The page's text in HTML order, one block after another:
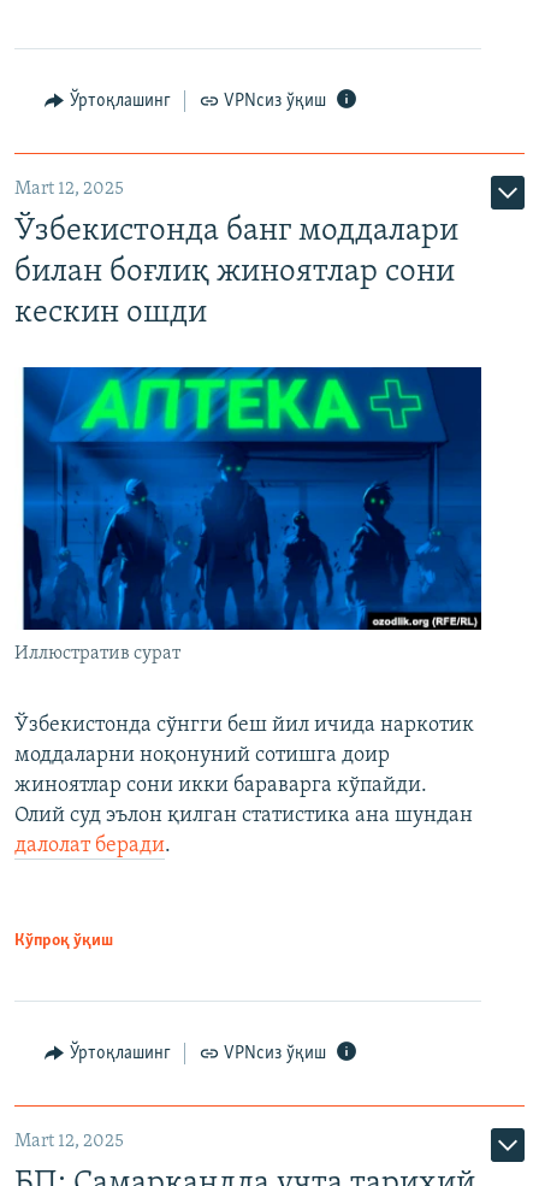
Ўртоқлашинг VPNсиз ўқиш
Mart 12, 2025
Ўзбекистонда банг моддалари
билан боғлиқ жиноятлар сони
кескин ошди
Иллюстратив сурат
Ўзбекистонда сўнгги беш йил ичида наркотик
моддаларни ноқонуний сотишга доир
жиноятлар сони икки бараварга кўпайди.
Олий суд эълон қилган статистика ана шундан
далолат беради.
Кўпроқ ўқиш
Ўртоқлашинг VPNсиз ўқиш
Mart 12, 2025